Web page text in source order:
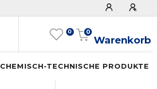
0
Warenkorb
0
CHEMISCH-TECHNISCHE PRODUKTE